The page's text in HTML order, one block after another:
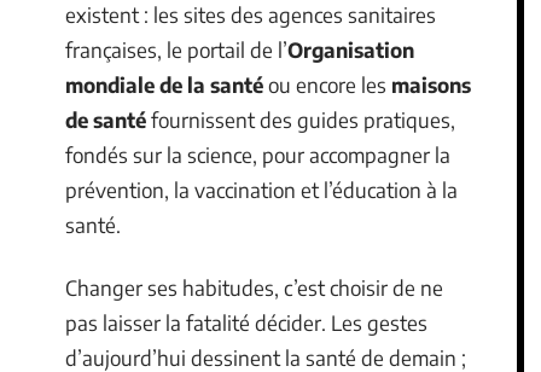
existent : les sites des agences sanitaires
françaises, le portail de l’Organisation
mondiale de la santéou encore les maisons
de santéfournissent des guides pratiques,
fondés sur la science, pour accompagner la
prévention, la vaccination et l’éducation à la
santé.
Changer ses habitudes, c’est choisir de ne
pas laisser la fatalité décider. Les gestes
d’aujourd’hui dessinent la santé de demain ;